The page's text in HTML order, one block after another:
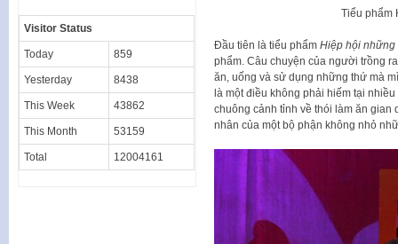
Tiểu phẩm
Đầu tiên là tiểu phẩm Hiệp hội
phẩm. Câu chuyện của người trồng
ăn, uống và sử dụng những thứ mà
là một điều không phải hiếm tại
chuông cảnh tỉnh về thói làm ăn gian
nhân của một bộ phận không nhỏ
Visitor Status
Today 859
Yesterday 8438
This Week 43862
This Month 53159
Total 12004161